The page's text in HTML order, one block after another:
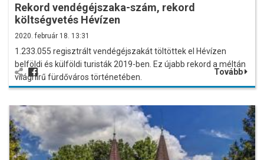
Rekord vendégéjszaka-szám, rekord
költségvetés Hévízen
2020. február 18. 13:31
1.233.055 regisztrált vendégéjszakát töltöttek el Hévízen
belföldi és külföldi turisták 2019-ben. Ez újabb rekord a méltán
világhírű fürdőváros történetében.
Tovább